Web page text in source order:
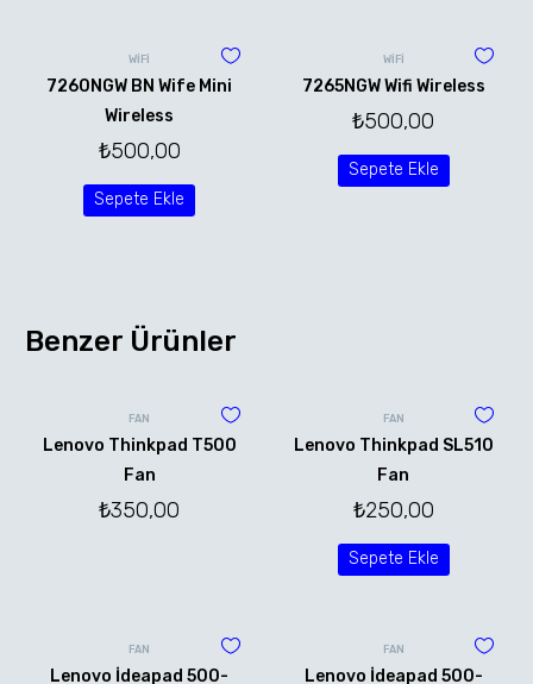
WİFİ
7260NGW BN Wife Mini
Wireless
₺500,00
Sepete Ekle
WİFİ
7265NGW Wifi Wireless
₺500,00
Sepete Ekle
Benzer Ürünler
FAN
Lenovo Thinkpad T500
Fan
₺350,00
FAN
Lenovo Thinkpad SL510
Fan
₺250,00
Sepete Ekle
FAN
Lenovo İdeapad 500-
FAN
Lenovo İdeapad 500-